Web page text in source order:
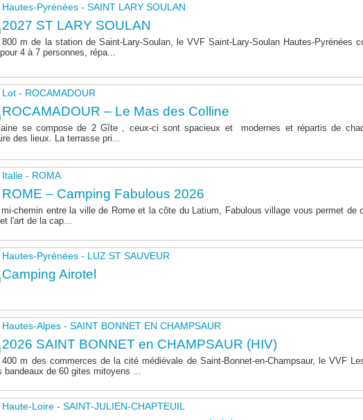
Hautes-Pyrénées - SAINT LARY SOULAN
2027 ST LARY SOULAN
m de la station de Saint-Lary-Soulan, le VVF Saint-Lary-Soulan Hautes-Pyrénées
4 à 7 personnes, répa...
Lot - ROCAMADOUR
ROCAMADOUR – Le Mas des Colline
se compose de 2 Gîte , ceux-ci sont spacieux et modernes et répartis de
des lieux. La terrasse pri...
Italie - ROMA
ROME – Camping Fabulous 2026
chemin entre la ville de Rome et la côte du Latium, Fabulous village vous permet de
l'art de la cap...
Hautes-Pyrénées - LUZ ST SAUVEUR
Camping Airotel
Hautes-Alpes - SAINT BONNET EN CHAMPSAUR
2026 SAINT BONNET en CHAMPSAUR (HIV)
m des commerces de la cité médiévale de Saint-Bonnet-en-Champsaur, le VVF
bandeaux de 60 gites mitoyens ...
Haute-Loire - SAINT-JULIEN-CHAPTEUIL